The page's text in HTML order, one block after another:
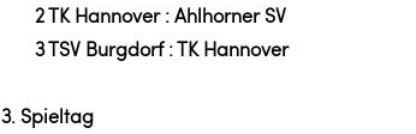
2 TK Hannover : Ahlhorner SV
3 TSV Burgdorf : TK Hannover
3. Spieltag